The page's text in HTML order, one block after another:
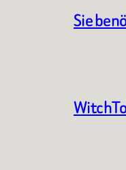
Sie